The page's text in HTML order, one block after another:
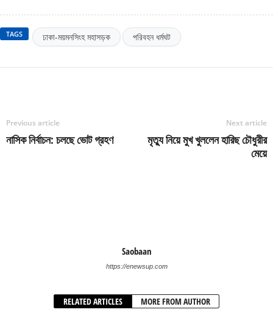
TAGS ঢাকা-ময়মনসিংহ মহাসড়ক পরিবহন ধর্মঘট
Previous article
নাসিক নির্বাচন: চলছে ভোট গ্রহণ
Next article
মৃত্যু নিয়ে মুখ খুললেন হারিছ চৌধুরীর
মেয়ে
Saobaan
https://enewsup.com
RELATED ARTICLES MORE FROM AUTHOR